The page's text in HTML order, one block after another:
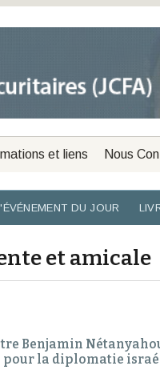
et liens Nous
DU JOUR
et amicale
Benjamin
la diplomatie